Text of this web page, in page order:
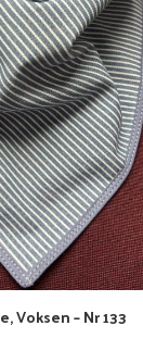
Voksen – Nr 133